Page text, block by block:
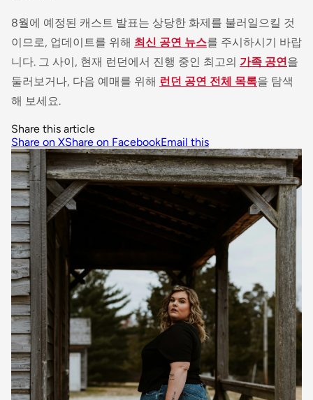
8월에 예정된 캐스트 발표는 상당한 화제를 불러일으킬 것
이므로, 업데이트를 위해 최신 공연 뉴스를 주시하시기 바랍
니다. 그 사이, 현재 런던에서 진행 중인 최고의 가족 공연을
둘러보거나, 다음 예매를 위해 런던 공연 전체 목록을 탐색
해 보세요.
Share this article
Share on XShare on FacebookEmail this